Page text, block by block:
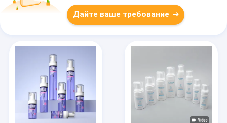
Дайте ваше требование